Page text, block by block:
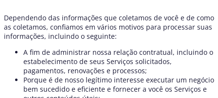
Dependendo das informações que coletamos de você e de como
as coletamos, confiamos em vários motivos para processar suas
informações, incluindo o seguinte:
A fim de administrar nossa relação contratual, incluindo o
estabelecimento de seus Serviços solicitados,
pagamentos, renovações e processos;
Porque é de nosso legítimo interesse executar um negócio
bem sucedido e eficiente e fornecer a você os Serviços e